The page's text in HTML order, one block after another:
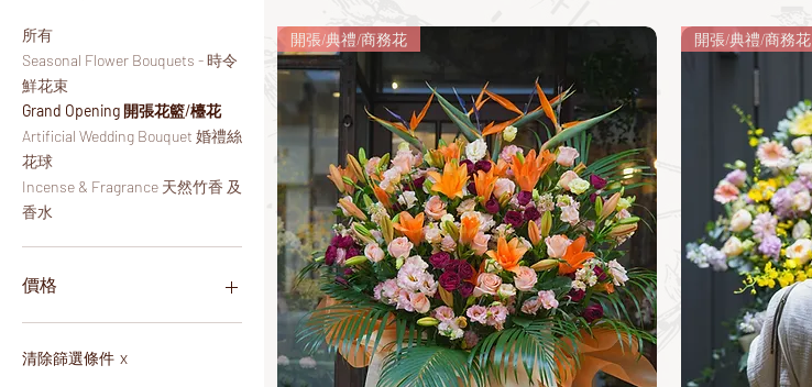
所有
Seasonal Flower Bouquets - 時令
鮮花束
Grand Opening 開張花籃/檯花
Artificial Wedding Bouquet 婚禮絲
花球
Incense & Fragrance ​天然竹香 及
香水
價格
清除篩選條件 X
開張/典禮/商務花 開張/典禮/商務花